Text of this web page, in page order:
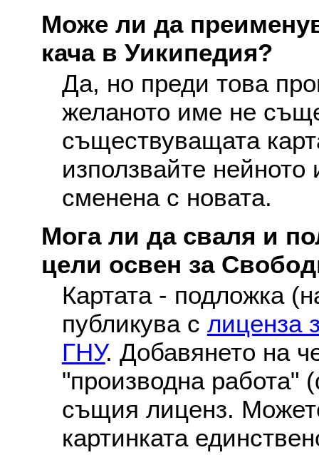
Може ли да
кача в Уикипедия?
Да, но преди това
желаното име не
съществуващата
използвайте
сменена с новата.
Мога ли да сваля и
цели освен за
Картата - подложка
публикува с лиценза
ГНУ. Добавянето на
"производна работа"
същия лиценз.
картинката